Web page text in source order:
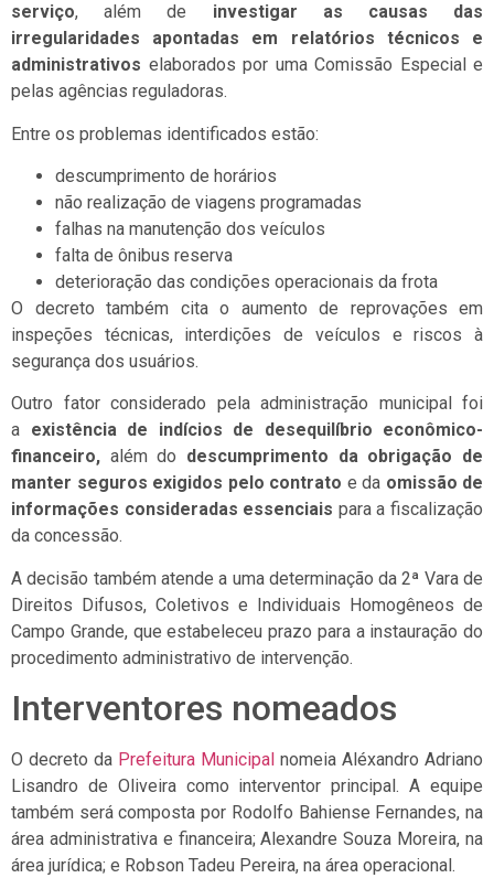
serviço, além de investigar as causas das
irregularidades apontadas em relatórios técnicos e
administrativos elaborados por uma Comissão Especial e
pelas agências reguladoras.
Entre os problemas identificados estão:
descumprimento de horários
não realização de viagens programadas
falhas na manutenção dos veículos
falta de ônibus reserva
deterioração das condições operacionais da frota
O decreto também cita o aumento de reprovações em
inspeções técnicas, interdições de veículos e riscos à
segurança dos usuários.
Outro fator considerado pela administração municipal foi
a existência de indícios de desequilíbrio econômico-
financeiro, além do descumprimento da obrigação de
manter seguros exigidos pelo contrato e da omissão de
informações consideradas essenciais para a fiscalização
da concessão.
A decisão também atende a uma determinação da 2ª Vara de
Direitos Difusos, Coletivos e Individuais Homogêneos de
Campo Grande, que estabeleceu prazo para a instauração do
procedimento administrativo de intervenção.
Interventores nomeados
O decreto da Prefeitura Municipal nomeia Aléxandro Adriano
Lisandro de Oliveira como interventor principal. A equipe
também será composta por Rodolfo Bahiense Fernandes, na
área administrativa e financeira; Alexandre Souza Moreira, na
área jurídica; e Robson Tadeu Pereira, na área operacional.